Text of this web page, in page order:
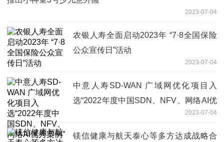
2023-07-04
农银人寿全面启动2023年 “7·8全国保险
公众宣传日”活动
2023-07-04
中意人寿SD-WAN 广域网优化项目入
选“2022年度中国SDN、NFV、网络AI优
2023-07-04
镁信健康与航天泰心等多方达成战略合